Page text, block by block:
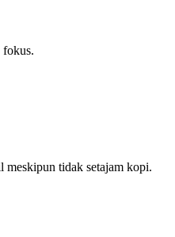
fokus.
meskipun tidak setajam kopi.